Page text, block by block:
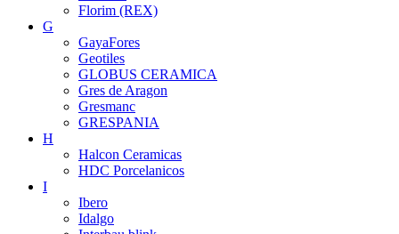
Florim (REX)
G
GayaFores
Geotiles
GLOBUS CERAMICA
Gres de Aragon
Gresmanc
GRESPANIA
H
Halcon Ceramicas
HDC Porcelanicos
I
Ibero
Idalgo